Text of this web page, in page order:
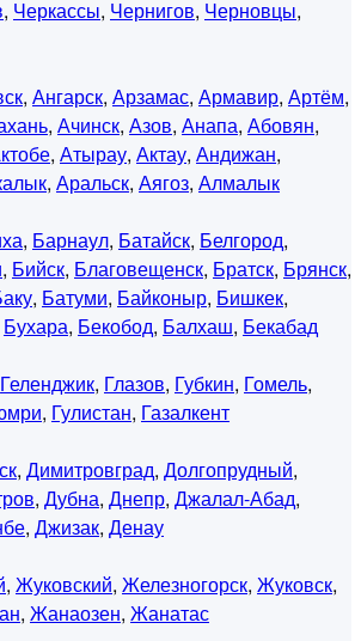
, Черкассы, Чернигов, Черновцы,
, Ангарск, Арзамас, Армавир, Артём,
, Ачинск, Азов, Анапа, Абовян,
, Атырау, Актау, Андижан,
, Аральск, Аягоз, Алмалык
, Барнаул, Батайск, Белгород,
, Бийск, Благовещенск, Братск, Брянск,
, Батуми, Байконыр, Бишкек,
Бухара, Бекобод, Балхаш, Бекабад
Геленджик, Глазов, Губкин, Гомель,
, Гулистан, Газалкент
, Димитровград, Долгопрудный,
, Дубна, Днепр, Джалал-Абад,
, Джизак, Денау
, Жуковский, Железногорск, Жуковск,
, Жанаозен, Жанатас